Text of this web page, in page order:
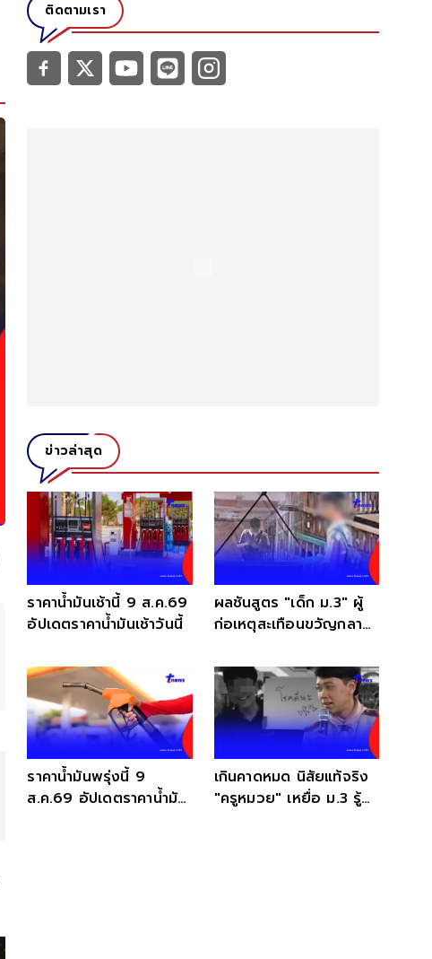
ติดตามเรา
ข่าวล่าสุด
ราคาน้ำมันเช้านี้ 9 ส.ค.69
อัปเดตราคาน้ำมันเช้าวันนี้
ผลชันสูตร "เด็ก ม.3" ผู้
ก่อเหตุสะเทือนขวัญกลาง
ราคาน้ำมันพรุ่งนี้ 9
ส.ค.69 อัปเดตราคาน้ำมัน
เกินคาดหมด นิสัยแท้จริง
"ครูหมวย" เหยื่อ ม.3 รู้